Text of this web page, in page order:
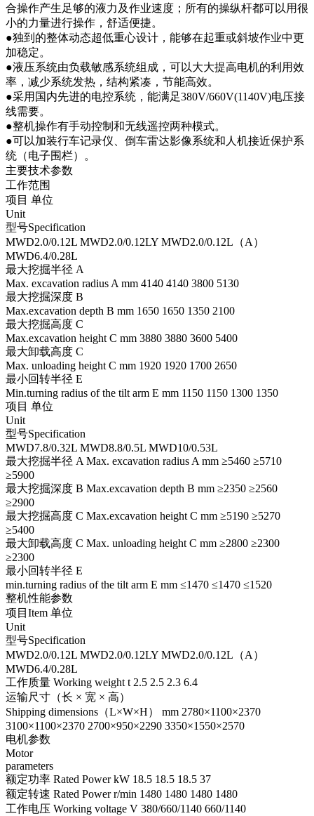
合操作产生足够的液力及作业速度；所有的操纵杆都可以用很
小的力量进行操作，舒适便捷。
●独到的整体动态超低重心设计，能够在起重或斜坡作业中更
加稳定。
●液压系统由负载敏感系统组成，可以大大提高电机的利用效
率，减少系统发热，结构紧凑，节能高效。
●采用国内先进的电控系统，能满足380V/660V(1140V)电压接
线需要。
●整机操作有手动控制和无线遥控两种模式。
●可以加装行车记录仪、倒车雷达影像系统和人机接近保护系
统（电子围栏）。
主要技术参数
工作范围
项目 单位
Unit
型号Specification
MWD2.0/0.12L MWD2.0/0.12LY MWD2.0/0.12L（A）
MWD6.4/0.28L
最大挖掘半径 A
Max. excavation radius A mm 4140 4140 3800 5130
最大挖掘深度 B
Max.excavation depth B mm 1650 1650 1350 2100
最大挖掘高度 C
Max.excavation height C mm 3880 3880 3600 5400
最大卸载高度 C
Max. unloading height C mm 1920 1920 1700 2650
最小回转半径 E
Min.turning radius of the tilt arm E mm 1150 1150 1300 1350
项目 单位
Unit
型号Specification
MWD7.8/0.32L MWD8.8/0.5L MWD10/0.53L
最大挖掘半径 A Max. excavation radius A mm ≥5460 ≥5710
≥5900
最大挖掘深度 B Max.excavation depth B mm ≥2350 ≥2560
≥2900
最大挖掘高度 C Max.excavation height C mm ≥5190 ≥5270
≥5400
最大卸载高度 C Max. unloading height C mm ≥2800 ≥2300
≥2300
最小回转半径 E
min.turning radius of the tilt arm E mm ≤1470 ≤1470 ≤1520
整机性能参数
项目Item 单位
Unit
型号Specification
MWD2.0/0.12L MWD2.0/0.12LY MWD2.0/0.12L（A）
MWD6.4/0.28L
工作质量 Working weight t 2.5 2.5 2.3 6.4
运输尺寸（长 × 宽 × 高）
Shipping dimensions（L×W×H） mm 2780×1100×2370
3100×1100×2370 2700×950×2290 3350×1550×2570
电机参数
Motor
parameters
额定功率 Rated Power kW 18.5 18.5 18.5 37
额定转速 Rated Power r/min 1480 1480 1480 1480
工作电压 Working voltage V 380/660/1140 660/1140